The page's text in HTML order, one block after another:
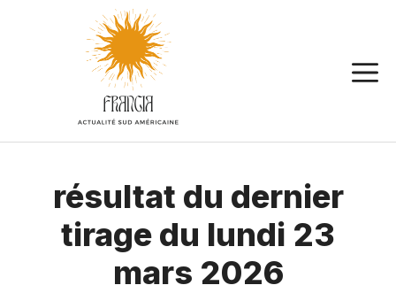
résultat du dernier
tirage du lundi 23
mars 2026